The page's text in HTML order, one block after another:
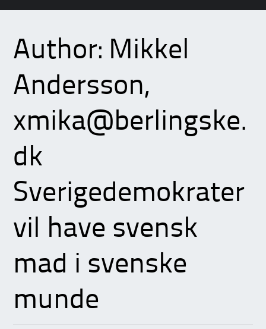
Author: Mikkel
Andersson,
xmika@berlingske.
dk
Sverigedemokrater
vil have svensk
mad i svenske
munde